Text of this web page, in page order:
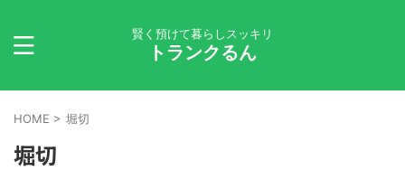
賢く預けて暮らしスッキリ
トランクるん
HOME > 堀切
堀切